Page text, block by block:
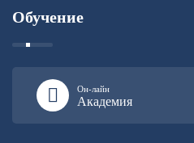
Обучение
Он-лайн
Академия